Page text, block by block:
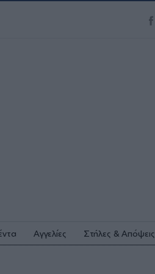
Αγγελίες Στήλες & Απόψεις